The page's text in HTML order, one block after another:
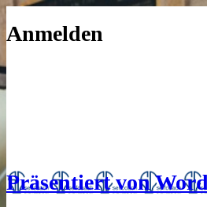
Anmelden
Präsentiert von